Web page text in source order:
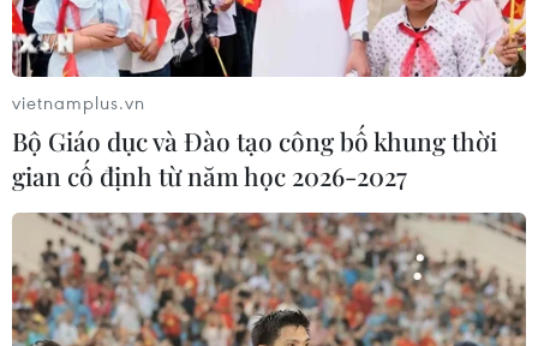
An Giang: Thu giữ 20kg nghi là cần sa khô
vận chuyển qua biên giới
vietnamplus.vn
Bộ Giáo dục và Đào tạo công bố khung thời
gian cố định từ năm học 2026-2027